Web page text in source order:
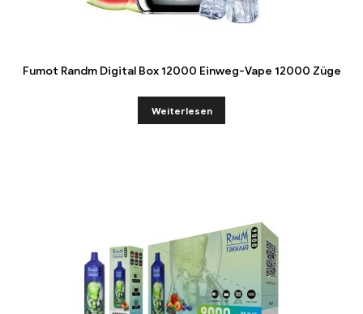
Fumot Randm Digital Box 12000 Einweg-Vape 12000 Züge
Weiterlesen